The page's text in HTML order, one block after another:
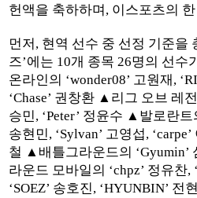
헌액을 축하하며, 이스포츠의
먼저, 현역 선수 중 선정 기준을
즈’에는 10개 종목 26명의 선
온라인의 ‘wonder08’ 고원재,
‘Chase’ 권창환 ▲리그 오브 레
승민, ‘Peter’ 정윤수 ▲발로란트
송현민, ‘Sylvan’ 고영섭,
철 ▲배틀그라운드의 ‘Gyumin’
라운드 모바일의 ‘chpz’ 정유찬,
‘SOEZ’ 송호진, ‘HYUNBIN’